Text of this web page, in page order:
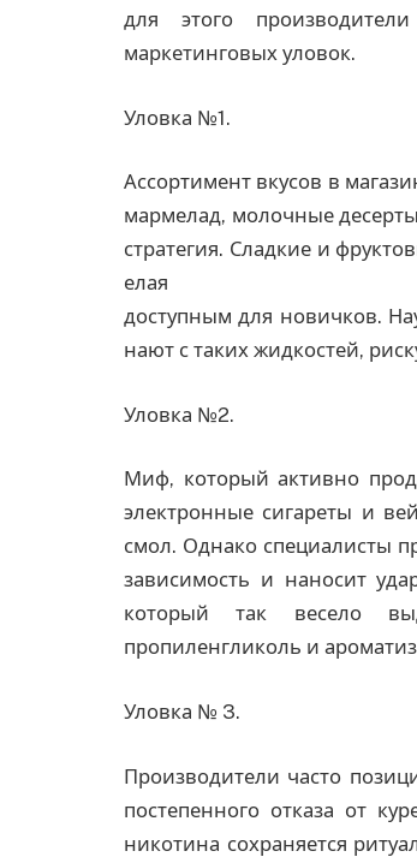
для этого
маркетинговых уловок.
Уловка №1.
Ассортимент вкусов в
мармелад, молочные
стратегия. Сладкие и
елая
доступным для новичков.
нают с таких жидкостей,
Уловка №2.
Миф, который активно
электронные сигареты и
смол. Однако специалисты
зависимость и наносит
который так весело
пропиленгликоль и
Уловка № 3.
Производители часто
постепенного отказа от
никотина сохраняется